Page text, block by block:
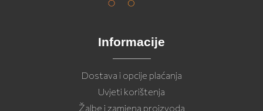
Informacije
Dostava i opcije plaćanja
Uvjeti korištenja
Žalbe i zamjena proizvoda